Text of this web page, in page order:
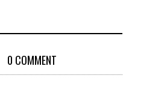
0 COMMENT